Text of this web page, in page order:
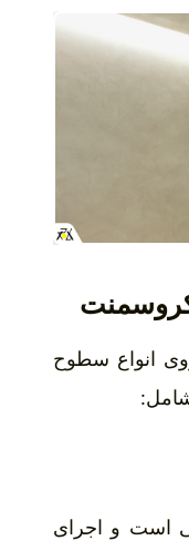
انواع سطوح
است و اجرای